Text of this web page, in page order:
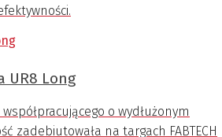
UR8 Long
o wydłużonym
zadebiutowała na targach FABTECH